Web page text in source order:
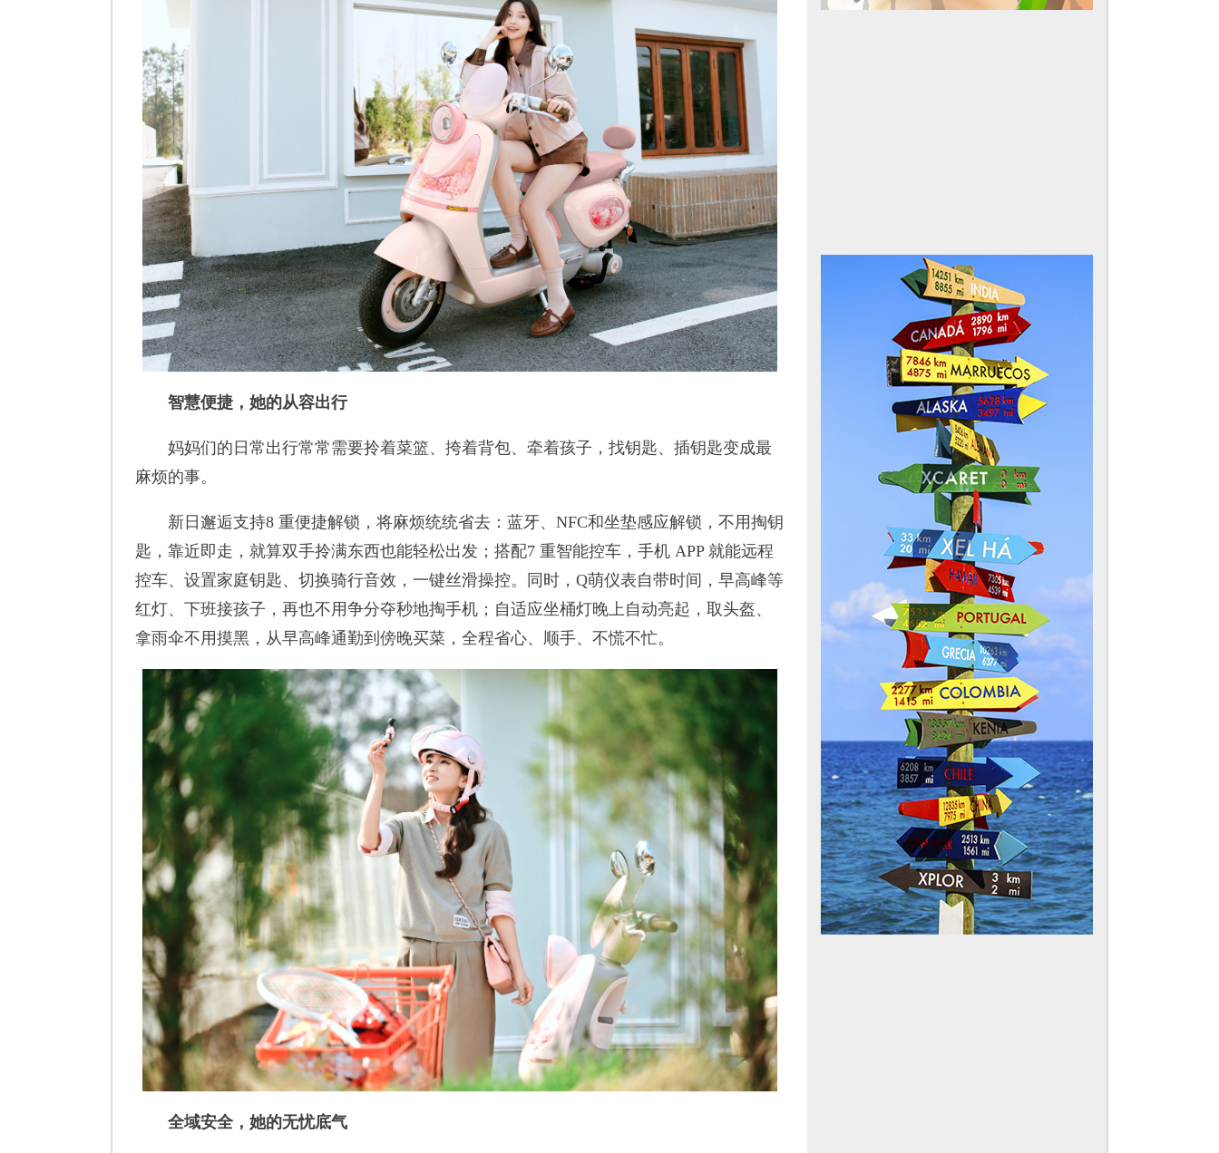
智慧便捷 ， 她的从容出行
妈妈们的日常出行常常需要拎着菜篮、挎着背包、牵着孩子，找钥匙、插钥匙变成最
麻烦的事。
新日邂逅支持8 重便捷解锁，将麻烦统统省去：蓝牙、NFC和坐垫感应解锁，不用掏钥
匙，靠近即走，就算双手拎满东西也能轻松出发；搭配7 重智能控车，手机 APP 就能远程
控车、设置家庭钥匙、切换骑行音效，一键丝滑操控。同时，Q萌仪表自带时间，早高峰等
红灯、下班接孩子，再也不用争分夺秒地掏手机；自适应坐桶灯晚上自动亮起，取头盔、
拿雨伞不用摸黑，从早高峰通勤到傍晚买菜，全程省心、顺手、不慌不忙。
全域安全，她的无忧底气